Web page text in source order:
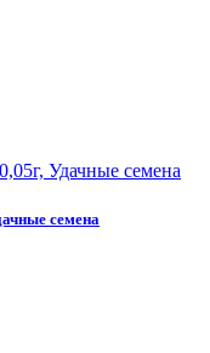
семена